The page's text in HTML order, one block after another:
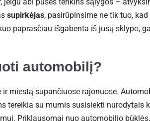
supirkėjas, pasirūpinsime ne tik tuo,
paprasčiau išgabenta iš jūsų sklypo,
automobilį?
miestą supančiuose rajonuose.
tereikia su mumis susisiekti nurodytais
Priklausomai nuo automobilio